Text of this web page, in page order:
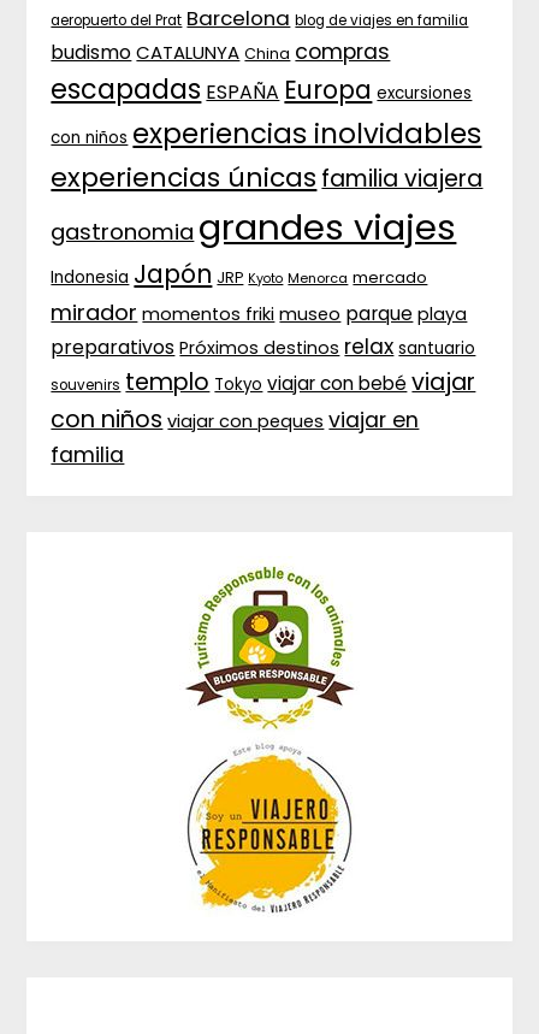
aeropuerto del Prat Barcelona blog de viajes en familia
budismo CATALUNYA China compras
escapadas ESPAÑA Europa excursiones
con niños experiencias inolvidables
experiencias únicas familia viajera
gastronomia grandes viajes
Indonesia Japón JRP Kyoto Menorca mercado
mirador momentos friki museo parque playa
preparativos Próximos destinos relax santuario
souvenirs templo Tokyo viajar con bebé viajar
con niños viajar con peques viajar en
familia